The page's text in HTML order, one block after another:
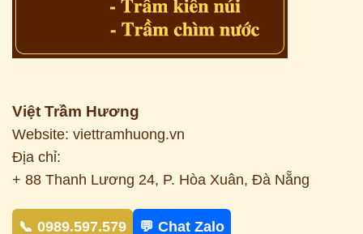
Việt Trầm Hương
Website: viettramhuong.vn
Địa chỉ:
+ 88 Thanh Lương 24, P. Hòa Xuân, Đà Nẵng
📞 0989.597.579 💬 Chat Zalo